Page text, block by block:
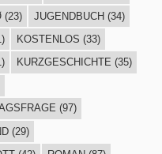
(23) JUGENDBUCH(34)
KOSTENLOS (33)
KURZGESCHICHTE (35)
(97)
(29)